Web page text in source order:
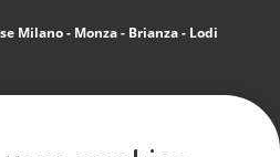
Milano - Monza - Brianza - Lodi